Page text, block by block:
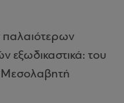
παλαιότερων
εξωδικαστικά: του
Μεσολαβητή